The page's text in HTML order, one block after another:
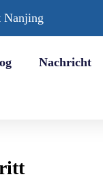
Nanjing
Nachricht